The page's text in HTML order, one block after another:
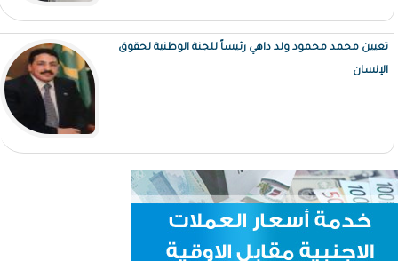
تعيين محمد محمود ولد داهي رئيساً للجنة الوطنية لحقوق
الإنسان